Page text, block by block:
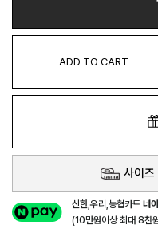
ADD TO CART
사이즈
신한,우리,농협카드네
(10만원이상 최대 8